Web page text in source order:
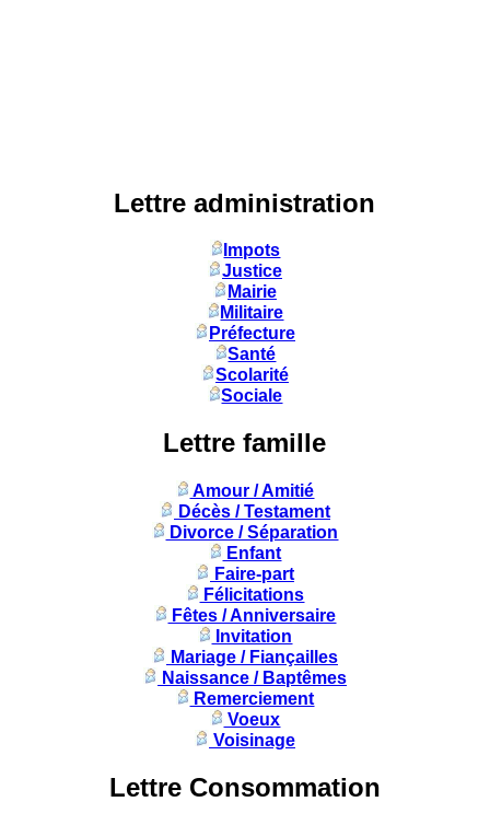
Lettre administration
Impots
Justice
Mairie
Militaire
Préfecture
Santé
Scolarité
Sociale
Lettre famille
Amour / Amitié
Décès / Testament
Divorce / Séparation
Enfant
Faire-part
Félicitations
Fêtes / Anniversaire
Invitation
Mariage / Fiançailles
Naissance / Baptêmes
Remerciement
Voeux
Voisinage
Lettre Consommation